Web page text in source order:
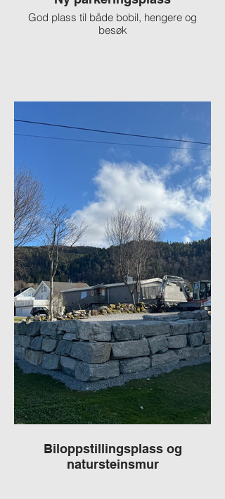
God plass til både bobil, hengere og
besøk
Biloppstillingsplass og
natursteinsmur